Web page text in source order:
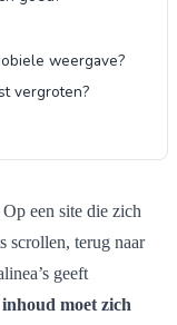
weergave?
vergroten?
een site die zich
scrollen, terug naar
geeft
inhoud moet zich